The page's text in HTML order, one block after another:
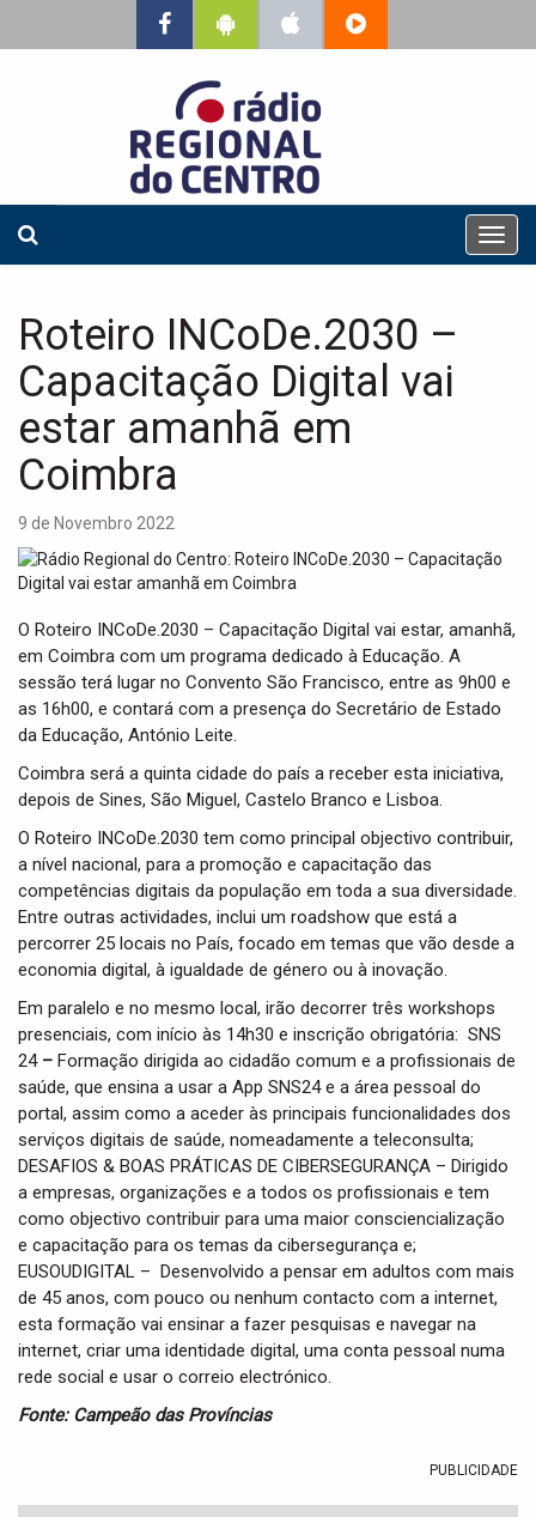
T
o
i
Roteiro INCoDe.2030 –
Capacitação Digital vai
estar amanhã em
Coimbra
9 de Novembro 2022
O Roteiro INCoDe.2030 – Capacitação Digital vai estar, amanhã,
em Coimbra com um programa dedicado à Educação. A
sessão terá lugar no Convento São Francisco, entre as 9h00 e
as 16h00, e contará com a presença do Secretário de Estado
da Educação, António Leite.
Coimbra será a quinta cidade do país a receber esta iniciativa,
depois de Sines, São Miguel, Castelo Branco e Lisboa.
O Roteiro INCoDe.2030 tem como principal objectivo contribuir,
a nível nacional, para a promoção e capacitação das
competências digitais da população em toda a sua diversidade.
Entre outras actividades, inclui um roadshow que está a
percorrer 25 locais no País, focado em temas que vão desde a
economia digital, à igualdade de género ou à inovação.
Em paralelo e no mesmo local, irão decorrer três workshops
presenciais, com início às 14h30 e inscrição obrigatória: SNS
24– Formação dirigida ao cidadão comum e a profissionais de
saúde, que ensina a usar a App SNS24 e a área pessoal do
portal, assim como a aceder às principais funcionalidades dos
serviços digitais de saúde, nomeadamente a teleconsulta;
DESAFIOS & BOAS PRÁTICAS DE CIBERSEGURANÇA – Dirigido
a empresas, organizações e a todos os profissionais e tem
como objectivo contribuir para uma maior consciencialização
e capacitação para os temas da cibersegurança e;
EUSOUDIGITAL – Desenvolvido a pensar em adultos com mais
de 45 anos, com pouco ou nenhum contacto com a internet,
esta formação vai ensinar a fazer pesquisas e navegar na
internet, criar uma identidade digital, uma conta pessoal numa
rede social e usar o correio electrónico.
Fonte: Campeão das Províncias
PUBLICIDADE